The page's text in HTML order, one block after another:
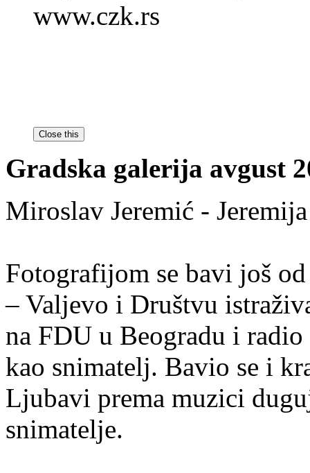
www.czk.rs
Close this
Gradska galerija avgust
Miroslav Jeremić -
Fotografijom se bavi još
– Valjevo i Društvu
na FDU u Beogradu i
kao snimatelj. Bavio se i
Ljubavi prema muzici
snimatelje.